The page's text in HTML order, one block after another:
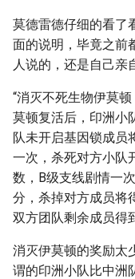
莫德雷德仔细的看了
面的说明，毕竟之前
人说的，还是自己亲
“消灭不死生物伊莫
莫顿复活后，印洲小
队未开启基因锁成员
一次，杀死对方小队
数，B级支线剧情一
分，杀掉对方成员将
双方团队剩余成员得
消灭伊莫顿的奖励太
谓的印洲小队比中洲